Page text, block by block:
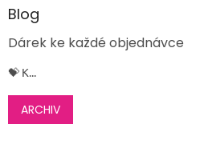
Blog
Dárek ke každé objednávce
💝 K...
ARCHIV